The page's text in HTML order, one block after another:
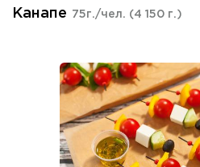
Канапе 75г./чел. (4 150 г.)